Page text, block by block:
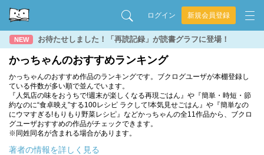
ログイン 新規会員登録
NEW お待たせしました！「再読記録」が読書グラフに登場！
かっちゃんのおすすめランキング
かっちゃんのおすすめ作品のランキングです。ブクログユーザが本棚登録し
ている件数が多い順で並んでいます。
『人気店の味をおうちで!週末が楽しくなる再現ごはん』や『簡単・時短・節
約なのに“食卓映え”する100レシピ ラクして!本気見せごはん』や『簡単なの
にウマすぎる!もりもり野菜レシピ』などかっちゃんの全11作品から、ブクロ
グユーザおすすめの作品がチェックできます。
※同姓同名が含まれる場合があります。
著者の情報を詳しく見る